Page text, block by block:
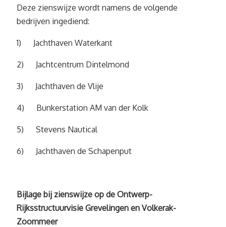
Deze zienswijze wordt namens de volgende
bedrijven ingediend:
1) Jachthaven Waterkant
2) Jachtcentrum Dintelmond
3) Jachthaven de Vlije
4) Bunkerstation AM van der Kolk
5) Stevens Nautical
6) Jachthaven de Schapenput
Bijlage bij zienswijze op de Ontwerp-
Rijksstructuurvisie Grevelingen en Volkerak-
Zoommeer